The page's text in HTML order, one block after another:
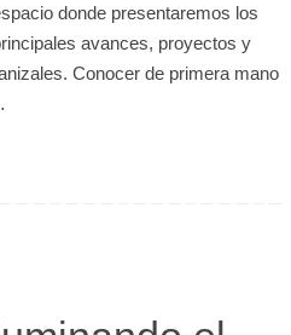
donde presentaremos los
avances, proyectos y
Conocer de primera mano